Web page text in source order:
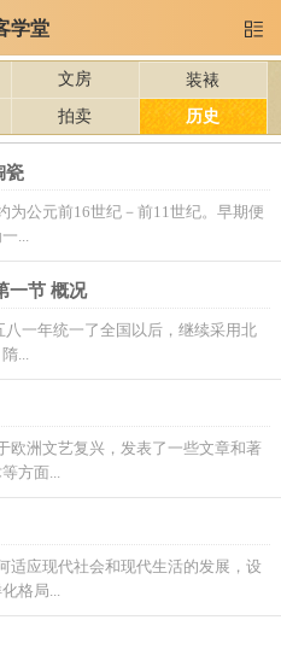
学堂 
文房
装裱
拍卖 历史
瓷
为公元前16世纪－前11世纪。早期便
...
一节 概况
一年统一了全国以后，继续采用北
...
欧洲文艺复兴，发表了一些文章和著
方面...
适应现代社会和现代生活的发展，设
格局...